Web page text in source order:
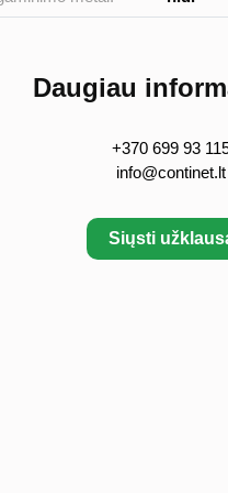
Daugiau
+370 699 93
info@continet.lt
Siųsti